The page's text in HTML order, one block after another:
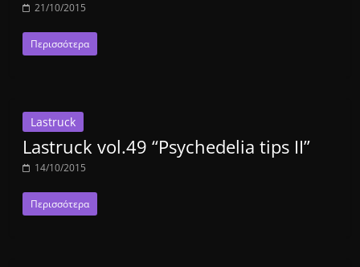
21/10/2015
Περισσότερα
Lastruck
Lastruck vol.49 “Psychedelia tips II”
14/10/2015
Περισσότερα